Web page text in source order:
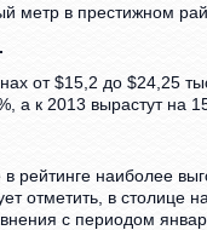
метр в престижном
от $15,2 до $24,25
а к 2013 вырастут на
рейтинге наиболее
отметить, в столице
с периодом